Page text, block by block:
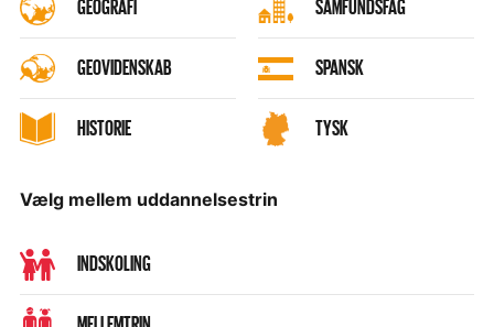
GEOGRAFI
GEOVIDENSKAB
HISTORIE
SAMFUNDSFAG
SPANSK
TYSK
Vælg mellem uddannelsestrin
INDSKOLING